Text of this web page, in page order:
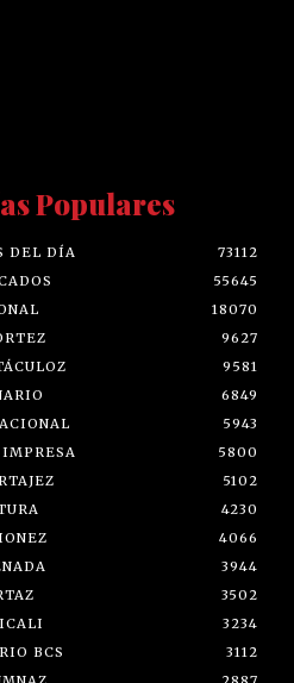
Populares
DEL DÍA
73112
55645
18070
9627
9581
6849
5943
5800
5102
4230
4066
3944
3502
3234
BCS
3112